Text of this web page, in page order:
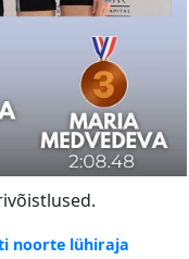
noorte lühiraja